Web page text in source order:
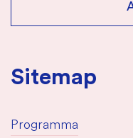
Sitemap
Programma